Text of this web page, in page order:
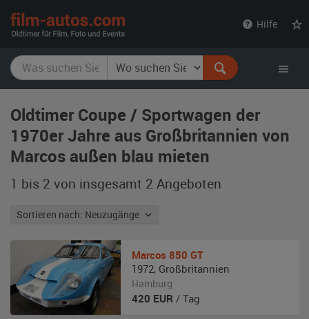
Hilfe
Oldtimer Coupe / Sportwagen der
1970er Jahre aus Großbritannien von
Marcos außen blau mieten
1 bis 2 von insgesamt 2 Angeboten
Sortieren nach: Neuzugänge
Marcos 850 GT
1972, Großbritannien
Hamburg
420 EUR / Tag